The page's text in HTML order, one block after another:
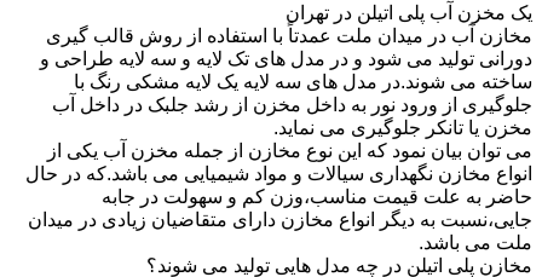
یک مخزن آب پلی اتیلن در تهران
مخازن آب در میدان ملت عمدتاً با استفاده از روش قالب گیری
دورانی تولید می شود و در مدل های تک لایه و سه لایه طراحی و
ساخته می شوند.در مدل های سه لایه یک لایه مشکی رنگ با
جلوگیری از ورود نور به داخل مخزن از رشد جلبک در داخل آب
مخزن یا تانکر جلوگیری می نماید.
می توان بیان نمود که این نوع مخازن از جمله مخزن آب یکی از
انواع مخازن نگهداری سیالات و مواد شیمیایی می باشد.که در حال
حاضر به علت قیمت مناسب،وزن کم و سهولت در جابه
جایی،نسبت به دیگر انواع مخازن دارای متقاضیان زیادی در میدان
ملت می باشد.
مخازن پلی اتیلن در چه مدل هایی تولید می شوند؟